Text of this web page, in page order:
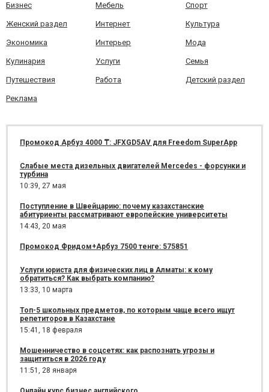
Бизнес Мебель Спорт
Женский раздел Интернет Культура
Экономика Интерьер Мода
Кулинария Услуги Семья
Путешествия Работа Детский раздел
Реклама
Промокод Арбуз 4000 ₸: JFXGD5AV для Freedom SuperApp
Слабые места дизельных двигателей Mercedes - форсунки и
турбина
10:39, 27 мая
Поступление в Швейцарию: почему казахстанские
абитуриенты рассматривают европейские университеты
14:43, 20 мая
Промокод Фридом+Арбуз 7500 тенге: 575851
Услуги юриста для физических лиц в Алматы: к кому
обратиться? Как выбрать компанию?
13:33, 10 марта
Топ-5 школьных предметов, по которым чаще всего ищут
репетиторов в Казахстане
15:41, 18 февраля
Мошенничество в соцсетях: как распознать угрозы и
защититься в 2026 году
11:51, 28 января